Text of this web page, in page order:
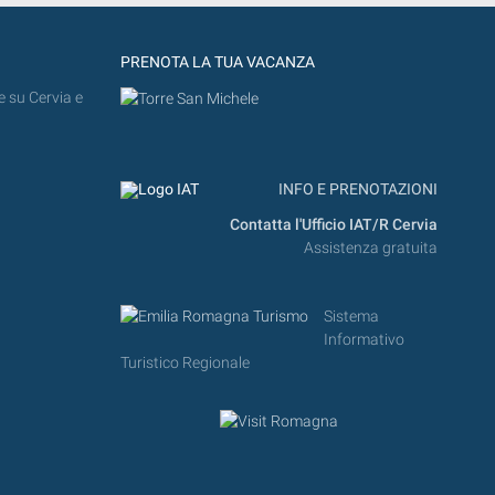
su Cervia e
PRENOTA LA TUA VACANZA
INFO E PRENOTAZIONI
Contatta l'Ufficio IAT/R Cervia
Assistenza gratuita
Sistema
Informativo
Turistico Regionale